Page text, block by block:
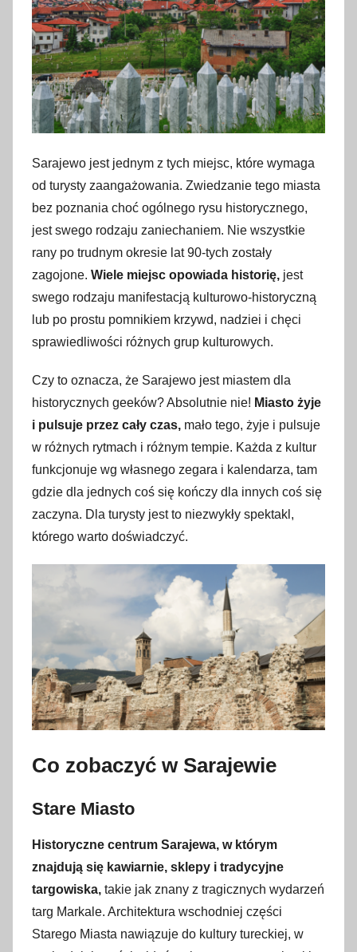
Sarajewo jest jednym z tych miejsc, które wymaga
od turysty zaangażowania. Zwiedzanie tego miasta
bez poznania choć ogólnego rysu historycznego,
jest swego rodzaju zaniechaniem. Nie wszystkie
rany po trudnym okresie lat 90-tych zostały
zagojone. Wiele miejsc opowiada historię, jest
swego rodzaju manifestacją kulturowo-historyczną
lub po prostu pomnikiem krzywd, nadziei i chęci
sprawiedliwości różnych grup kulturowych.
Czy to oznacza, że Sarajewo jest miastem dla
historycznych geeków? Absolutnie nie! Miasto żyje
i pulsuje przez cały czas, mało tego, żyje i pulsuje
w różnych rytmach i różnym tempie. Każda z kultur
funkcjonuje wg własnego zegara i kalendarza, tam
gdzie dla jednych coś się kończy dla innych coś się
zaczyna. Dla turysty jest to niezwykły spektakl,
którego warto doświadczyć.
Co zobaczyć w Sarajewie
Stare Miasto
Historyczne centrum Sarajewa, w którym
znajdują się kawiarnie, sklepy i tradycyjne
targowiska, takie jak znany z tragicznych wydarzeń
targ Markale. Architektura wschodniej części
Starego Miasta nawiązuje do kultury tureckiej, w